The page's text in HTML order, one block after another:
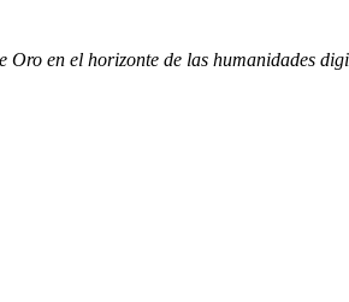
Oro en el horizonte de las humanidades